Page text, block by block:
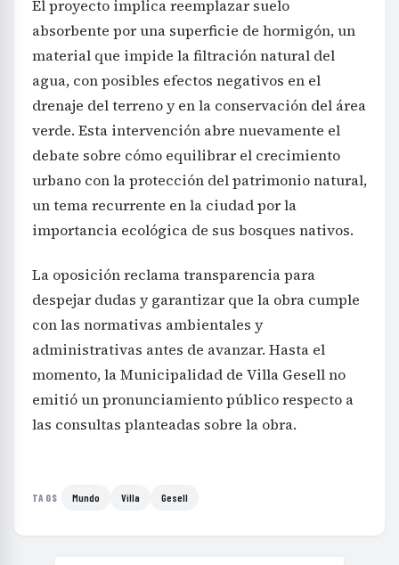
El proyecto implica reemplazar suelo
absorbente por una superficie de hormigón, un
material que impide la filtración natural del
agua, con posibles efectos negativos en el
drenaje del terreno y en la conservación del área
verde. Esta intervención abre nuevamente el
debate sobre cómo equilibrar el crecimiento
urbano con la protección del patrimonio natural,
un tema recurrente en la ciudad por la
importancia ecológica de sus bosques nativos.
La oposición reclama transparencia para
despejar dudas y garantizar que la obra cumple
con las normativas ambientales y
administrativas antes de avanzar. Hasta el
momento, la Municipalidad de Villa Gesell no
emitió un pronunciamiento público respecto a
las consultas planteadas sobre la obra.
TAGS Mundo Villa Gesell